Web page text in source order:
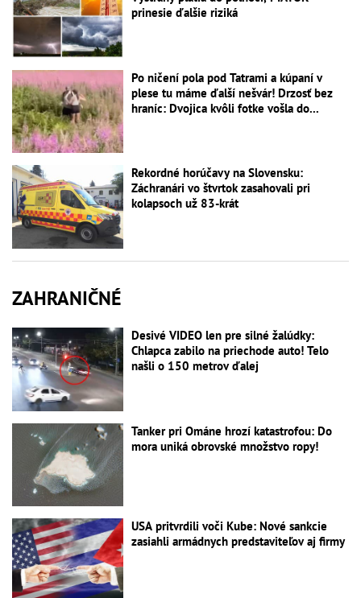
prinesie ďalšie riziká
Po ničení pola pod Tatrami a kúpaní v
plese tu máme ďalší nešvár! Drzosť bez
hraníc: Dvojica kvôli fotke vošla do...
Rekordné horúčavy na Slovensku:
Záchranári vo štvrtok zasahovali pri
kolapsoch už 83-krát
ZAHRANIČNÉ
Desivé VIDEO len pre silné žalúdky:
Chlapca zabilo na priechode auto! Telo
našli o 150 metrov ďalej
Tanker pri Ománe hrozí katastrofou: Do
mora uniká obrovské množstvo ropy!
USA pritvrdili voči Kube: Nové sankcie
zasiahli armádnych predstaviteľov aj firmy